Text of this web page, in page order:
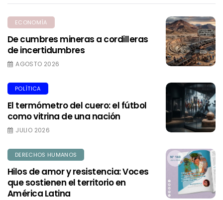
ECONOMÍA
De cumbres mineras a cordilleras
de incertidumbres
AGOSTO 2026
POLÍTICA
El termómetro del cuero: el fútbol
como vitrina de una nación
JULIO 2026
DERECHOS HUMANOS
Hilos de amor y resistencia: Voces
que sostienen el territorio en
América Latina